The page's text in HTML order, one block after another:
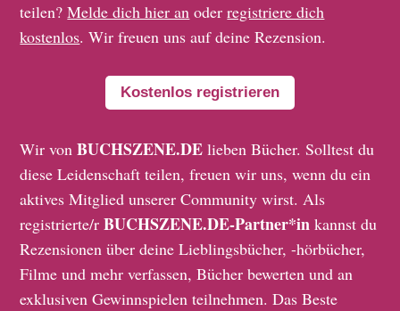
teilen?Melde dich hier an oderregistriere dich
kostenlos. Wir freuen uns auf deine Rezension.
Kostenlos registrieren
Wir vonBUCHSZENE.DE lieben Bücher. Solltest du
diese Leidenschaft teilen, freuen wir uns, wenn du ein
aktives Mitglied unserer Community wirst. Als
registrierte/rBUCHSZENE.DE-Partner*in kannst du
Rezensionen über deine Lieblingsbücher, -hörbücher,
Filme und mehr verfassen, Bücher bewerten und an
exklusiven Gewinnspielen teilnehmen. Das Beste